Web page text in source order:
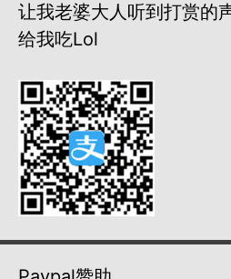
让我老婆大人听到打赏的
给我吃lol